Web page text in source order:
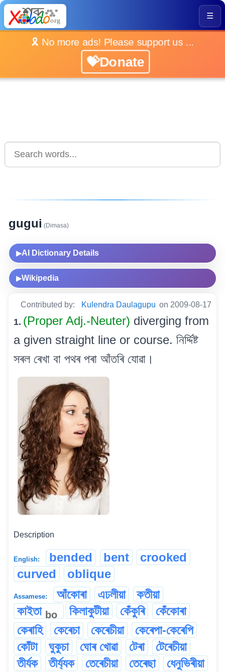
☰
🎗️ No more ads! Please support us ...
💝Donate
gugui (Dimasa)
▶AI Dictionary Details
▶Wikipedia
Contributed by: Kulendra Daulagupu on 2009-08-17
1. (Proper Adj.-Neuter) diverging from
a given straight line or course. নিৰ্দ্দিষ্ট
সৰল ৰেখা বা পথৰ পৰা আঁতৰি যোৱা।
Description
English: bended bent
crooked
curved
oblique
Assamese: আঁকোৰা এঢলীয়া
কতীয়া
কাইতা bo কিলাকুটীয়া কেঁকুৰি
কেঁকোৰা
কেৰাহি
কেৰেচা কেৰেচীয়া
কেৰেপা-কেৰেপি
কোঁটা
ঘুকুচা ঘোৰ খোৱা টেৰা
টেৰেচীয়া
তীৰ্যক
তীৰ্য্যক তেৰেচীয়া তেৰেছা
ধেনুভিৰীয়া